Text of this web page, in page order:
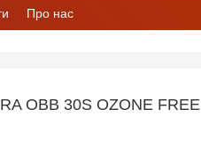
Про нас
OBB 30S OZONE FREE